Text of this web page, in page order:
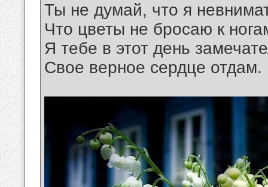
Ты не думай, что я
Что цветы не бросаю к
Я тебе в этот день
Свое верное сердце отдам.